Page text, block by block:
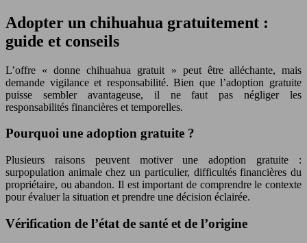
Adopter un chihuahua gratuitement :
guide et conseils
L’offre « donne chihuahua gratuit » peut être alléchante, mais
demande vigilance et responsabilité. Bien que l’adoption gratuite
puisse sembler avantageuse, il ne faut pas négliger les
responsabilités financières et temporelles.
Pourquoi une adoption gratuite ?
Plusieurs raisons peuvent motiver une adoption gratuite :
surpopulation animale chez un particulier, difficultés financières du
propriétaire, ou abandon. Il est important de comprendre le contexte
pour évaluer la situation et prendre une décision éclairée.
Vérification de l’état de santé et de l’origine